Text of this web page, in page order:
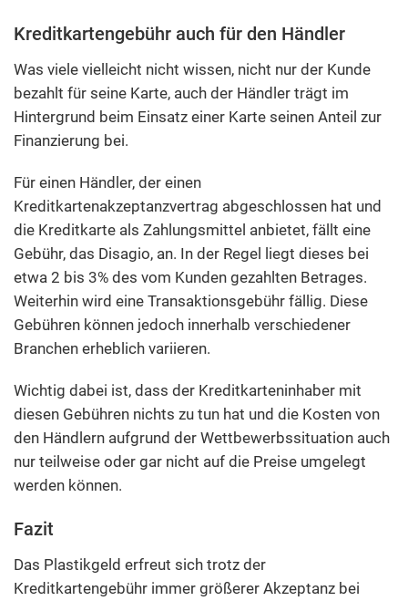
Kreditkartengebühr auch für den Händler
Was viele vielleicht nicht wissen, nicht nur der Kunde
bezahlt für seine Karte, auch der Händler trägt im
Hintergrund beim Einsatz einer Karte seinen Anteil zur
Finanzierung bei.
Für einen Händler, der einen
Kreditkartenakzeptanzvertrag abgeschlossen hat und
die Kreditkarte als Zahlungsmittel anbietet, fällt eine
Gebühr, das Disagio, an. In der Regel liegt dieses bei
etwa 2 bis 3% des vom Kunden gezahlten Betrages.
Weiterhin wird eine Transaktionsgebühr fällig. Diese
Gebühren können jedoch innerhalb verschiedener
Branchen erheblich variieren.
Wichtig dabei ist, dass der Kreditkarteninhaber mit
diesen Gebühren nichts zu tun hat und die Kosten von
den Händlern aufgrund der Wettbewerbssituation auch
nur teilweise oder gar nicht auf die Preise umgelegt
werden können.
Fazit
Das Plastikgeld erfreut sich trotz der
Kreditkartengebühr immer größerer Akzeptanz bei